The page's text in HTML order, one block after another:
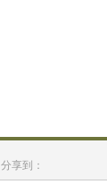
分享到：